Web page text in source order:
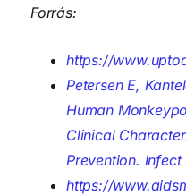
Forrás:
https://
Petersen E,
Human
Clinical
Prevention.
https://